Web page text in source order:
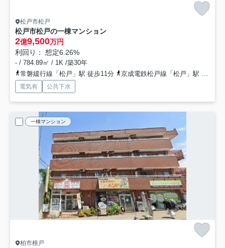
松戸市松戸
松戸市松戸の一棟マンション
2億9,500万円
利回り： 想定6.26%
- / 784.89㎡ / 1K /築30年
常磐緩行線「松戸」駅 徒歩11分
京成電鉄松戸線「松戸」駅 徒歩11分
電気有 公共下水
一棟マンション
柏市根戸